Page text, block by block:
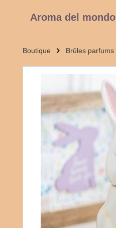
Aroma del mondo
Boutique Brûles parfums